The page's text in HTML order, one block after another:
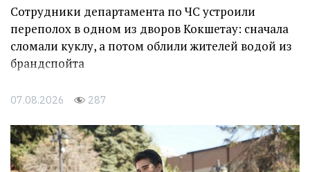
Сотрудники департамента по ЧС устроили
переполох в одном из дворов Кокшетау: сначала
сломали куклу, а потом облили жителей водой из
брандспойта
07.08.2026 287